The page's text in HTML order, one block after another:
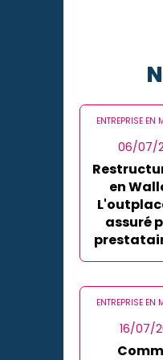
ENTREPRISE EN
06/07/
en
assuré
ENTREPRISE EN
16/07/